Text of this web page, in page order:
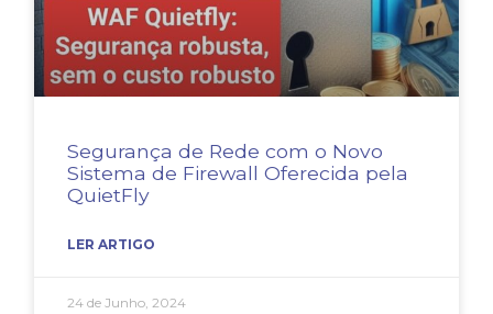
Segurança de Rede com o Novo
Sistema de Firewall Oferecida pela
QuietFly
LER ARTIGO
24 de Junho, 2024